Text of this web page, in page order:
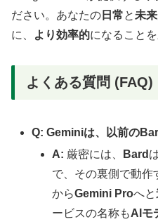
ださい。あなたの 日常と未来
に、
より効率的になること
よくある質問 (FAQ)
Q: Geminiは、以前の
A: 厳密には、 Bard
で、その裏側で動作
からGemini Proへと
ービスの名称もAIモ